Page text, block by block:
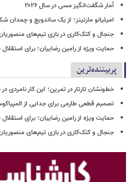
آمار شگفت‌انگیز مسی در سال ۲۰۲۶
امیلیانو مارتینز؛ از یک ساندویچ و چمدان
جنجال و کتک‌کاری در بازی تیم‌های
حمایت ویژه از رامین رضاییان؛ برای
پربیننده‌ترین
خط‌ونشان تارتار در تمرین؛ این کار
تصمیم قطعی طارمی برای جدایی از
حمایت ویژه از رامین رضاییان؛ برای
جنجال و کتک‌کاری در بازی تیم‌های